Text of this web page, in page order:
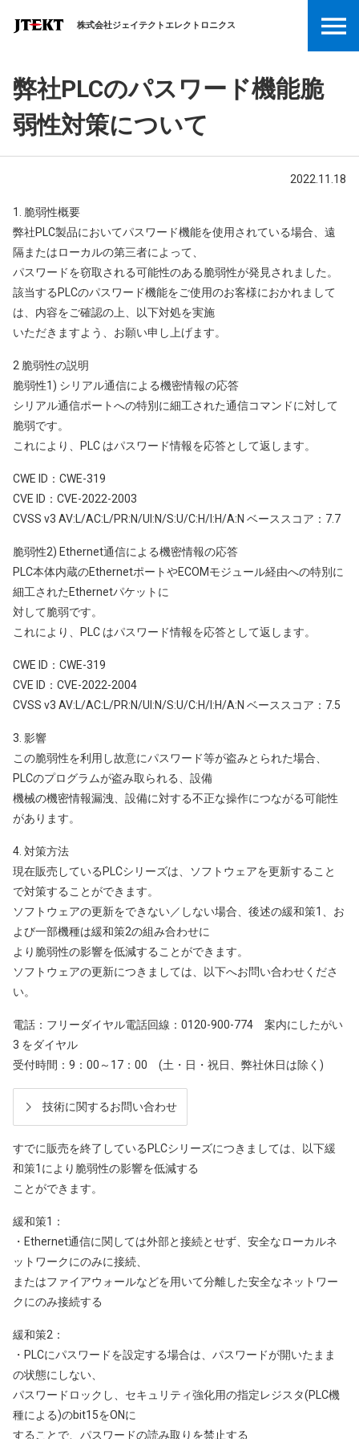
株式会社ジェイテクトエレクトロニクス
弊社PLCのパスワード機能脆
弱性対策について
2022.11.18
1. 脆弱性概要
弊社PLC製品においてパスワード機能を使用されている場合、遠
隔またはローカルの第三者によって、
パスワードを窃取される可能性のある脆弱性が発見されました。
該当するPLCのパスワード機能をご使用のお客様におかれまして
は、内容をご確認の上、以下対処を実施
いただきますよう、お願い申し上げます。
2 脆弱性の説明
脆弱性1) シリアル通信による機密情報の応答
シリアル通信ポートへの特別に細工された通信コマンドに対して
脆弱です。
これにより、PLC はパスワード情報を応答として返します。
CWE ID：CWE-319
CVE ID：CVE-2022-2003
CVSS v3 AV:L/AC:L/PR:N/UI:N/S:U/C:H/I:H/A:N ベーススコア：7.7
脆弱性2) Ethernet通信による機密情報の応答
PLC本体内蔵のEthernetポートやECOMモジュール経由への特別に
細工されたEthernetパケットに
対して脆弱です。
これにより、PLC はパスワード情報を応答として返します。
CWE ID：CWE-319
CVE ID：CVE-2022-2004
CVSS v3 AV:L/AC:L/PR:N/UI:N/S:U/C:H/I:H/A:N ベーススコア：7.5
3. 影響
この脆弱性を利用し故意にパスワード等が盗みとられた場合、
PLCのプログラムが盗み取られる、設備
機械の機密情報漏洩、設備に対する不正な操作につながる可能性
があります。
4. 対策方法
現在販売しているPLCシリーズは、ソフトウェアを更新すること
で対策することができます。
ソフトウェアの更新をできない／しない場合、後述の緩和策1、お
よび一部機種は緩和策2の組み合わせに
より脆弱性の影響を低減することができます。
ソフトウェアの更新につきましては、以下へお問い合わせくださ
い。
電話：フリーダイヤル電話回線：0120-900-774 案内にしたがい
3 をダイヤル
受付時間：9：00～17：00 (土・日・祝日、弊社休日は除く)
技術に関するお問い合わせ
すでに販売を終了しているPLCシリーズにつきましては、以下緩
和策1により脆弱性の影響を低減する
ことができます。
緩和策1：
・Ethernet通信に関しては外部と接続とせず、安全なローカルネ
ットワークにのみに接続、
またはファイアウォールなどを用いて分離した安全なネットワー
クにのみ接続する
緩和策2：
・PLCにパスワードを設定する場合は、パスワードが開いたまま
の状態にしない、
パスワードロックし、セキュリティ強化用の指定レジスタ(PLC機
種による)のbit15をONに
することで、パスワードの読み取りを禁止する